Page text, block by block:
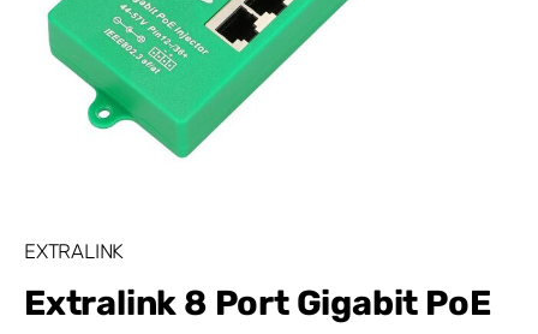
EXTRALINK
Extralink 8 Port Gigabit PoE